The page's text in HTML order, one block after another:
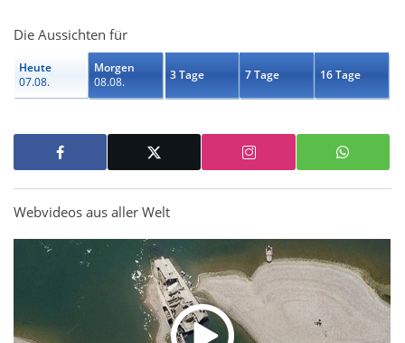
Die Aussichten für
Heute
07.08.
Morgen
08.08.
3 Tage 7 Tage 16 Tage
Webvideos aus aller Welt